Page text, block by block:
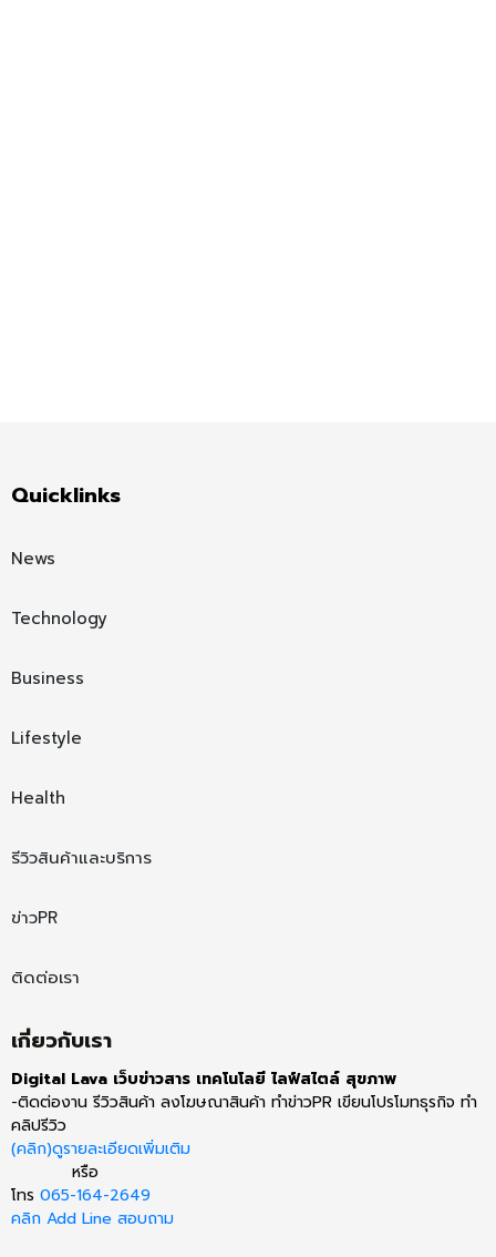
Quicklinks
News
Technology
Business
Lifestyle
Health
รีวิวสินค้าและบริการ
ข่าวPR
ติดต่อเรา
เกี่ยวกับเรา
Digital Lava เว็บข่าวสาร เทคโนโลยี ไลฟ์สไตล์ สุขภาพ
-ติดต่องาน รีวิวสินค้า ลงโฆษณาสินค้า ทำข่าวPR เขียนโปรโมทธุรกิจ ทำ
คลิปรีวิว
(คลิก)ดูรายละเอียดเพิ่มเติม
หรือ
โทร 065-164-2649
คลิก Add Line สอบถาม